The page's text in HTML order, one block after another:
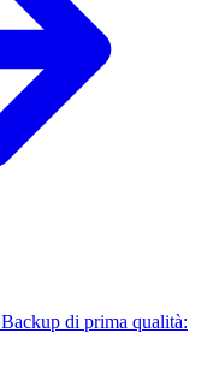
Backup di prima qualità: